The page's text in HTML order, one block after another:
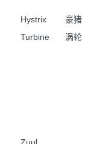
Hystrix
豪猪
Turbine
涡轮
Zuul